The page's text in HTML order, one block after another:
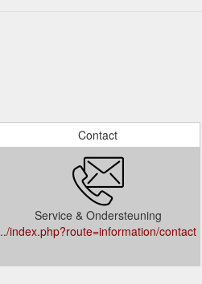
Contact
Service & Ondersteuning
../index.php?route=information/contact